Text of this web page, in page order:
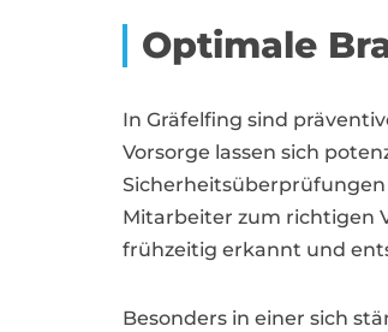
Optimale
In Gräfelfing sind
Vorsorge lassen sich
Mitarbeiter zum richtigen
frühzeitig erkannt und
Besonders in einer sich